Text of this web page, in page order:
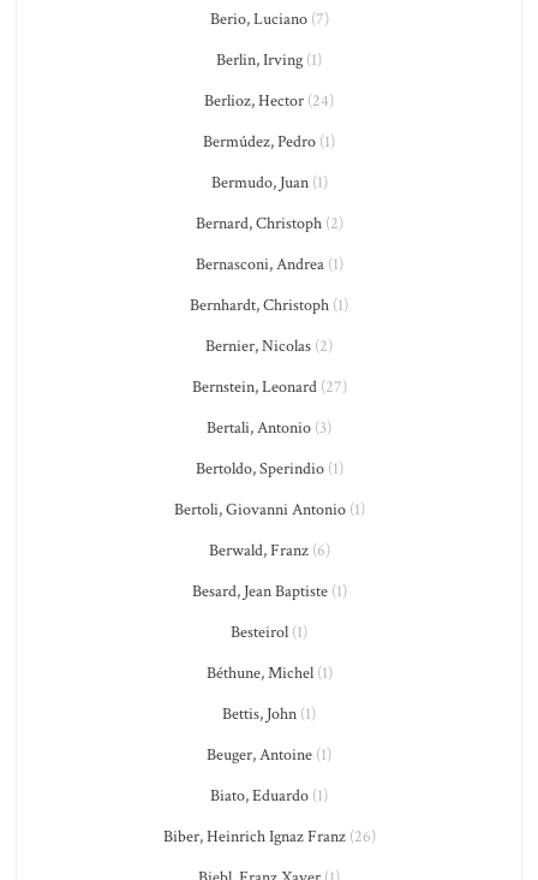
Berio, Luciano(7)
Berlin, Irving (1)
Berlioz, Hector (24)
Bermúdez, Pedro (1)
Bermudo, Juan(1)
Bernard, Christoph(2)
Bernasconi, Andrea(1)
Bernhardt, Christoph (1)
Bernier, Nicolas (2)
Bernstein, Leonard(27)
Bertali, Antonio (3)
Bertoldo, Sperindio(1)
Bertoli, Giovanni Antonio(1)
Berwald, Franz(6)
Besard, Jean Baptiste(1)
Besteirol (1)
Béthune, Michel(1)
Bettis, John (1)
Beuger, Antoine (1)
Biato, Eduardo (1)
Biber, Heinrich Ignaz Franz(26)